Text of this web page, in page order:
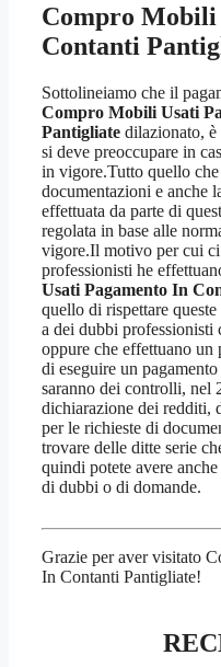
Compro Mobili
Contanti
Sottolineiamo che il
Compro Mobili Usati
Pantigliate dilazionato, è
si deve preoccupare in
in vigore.Tutto quello
documentazioni e anche
effettuata da parte di
regolata in base alle
vigore.Il motivo per cui
professionisti he
Usati Pagamento In
quello di rispettare
a dei dubbi professionisti
oppure che effettuano un
di eseguire un
saranno dei controlli, nel
dichiarazione dei redditi,
per le richieste di
trovare delle ditte serie
quindi potete avere
di dubbi o di domande.
Grazie per aver visitato
In Contanti Pantigliate!